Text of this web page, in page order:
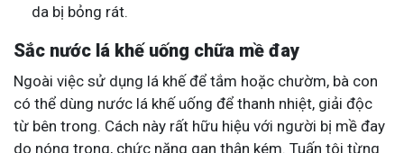
da bị bỏng rát.
Sắc nước lá khế uống chữa mề đay
Ngoài việc sử dụng lá khế để tắm hoặc chườm, bà con
có thể dùng nước lá khế uống để thanh nhiệt, giải độc
từ bên trong. Cách này rất hữu hiệu với người bị mề đay
do nóng trong, chức năng gan thận kém. Tuấn tôi từng